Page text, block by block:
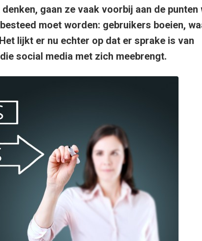
gaan ze vaak voorbij aan de punten
moet worden: gebruikers boeien,
lijkt er nu echter op dat er sprake is van
social media met zich meebrengt.